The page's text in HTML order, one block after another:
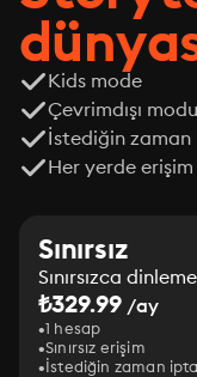
Kids mode
Çevrimdışı modu
İstediğin
Her yerde erişim
Sınırsız
Sınırsızca
₺329.99 /ay
1 hesap
Sınırsız erişim
İstediğin zaman